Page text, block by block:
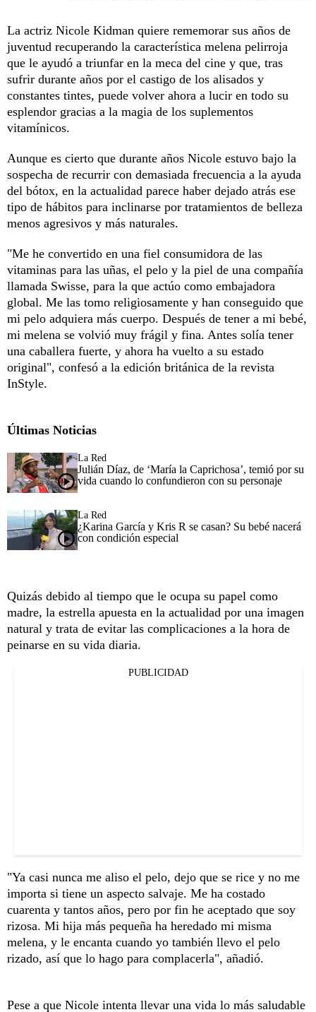
La actriz Nicole Kidman quiere rememorar sus años de
juventud recuperando la característica melena pelirroja
que le ayudó a triunfar en la meca del cine y que, tras
sufrir durante años por el castigo de los alisados y
constantes tintes, puede volver ahora a lucir en todo su
esplendor gracias a la magia de los suplementos
vitamínicos.
Aunque es cierto que durante años Nicole estuvo bajo la
sospecha de recurrir con demasiada frecuencia a la ayuda
del bótox, en la actualidad parece haber dejado atrás ese
tipo de hábitos para inclinarse por tratamientos de belleza
menos agresivos y más naturales.
"Me he convertido en una fiel consumidora de las
vitaminas para las uñas, el pelo y la piel de una compañía
llamada Swisse, para la que actúo como embajadora
global. Me las tomo religiosamente y han conseguido que
mi pelo adquiera más cuerpo. Después de tener a mi bebé,
mi melena se volvió muy frágil y fina. Antes solía tener
una caballera fuerte, y ahora ha vuelto a su estado
original", confesó a la edición británica de la revista
InStyle.
Últimas Noticias
La Red
Julián Díaz, de ‘María la Caprichosa’, temió por su
vida cuando lo confundieron con su personaje
La Red
¿Karina García y Kris R se casan? Su bebé nacerá
con condición especial
Quizás debido al tiempo que le ocupa su papel como
madre, la estrella apuesta en la actualidad por una imagen
natural y trata de evitar las complicaciones a la hora de
peinarse en su vida diaria.
PUBLICIDAD
"Ya casi nunca me aliso el pelo, dejo que se rice y no me
importa si tiene un aspecto salvaje. Me ha costado
cuarenta y tantos años, pero por fin he aceptado que soy
rizosa. Mi hija más pequeña ha heredado mi misma
melena, y le encanta cuando yo también llevo el pelo
rizado, así que lo hago para complacerla", añadió.
Pese a que Nicole intenta llevar una vida lo más saludable